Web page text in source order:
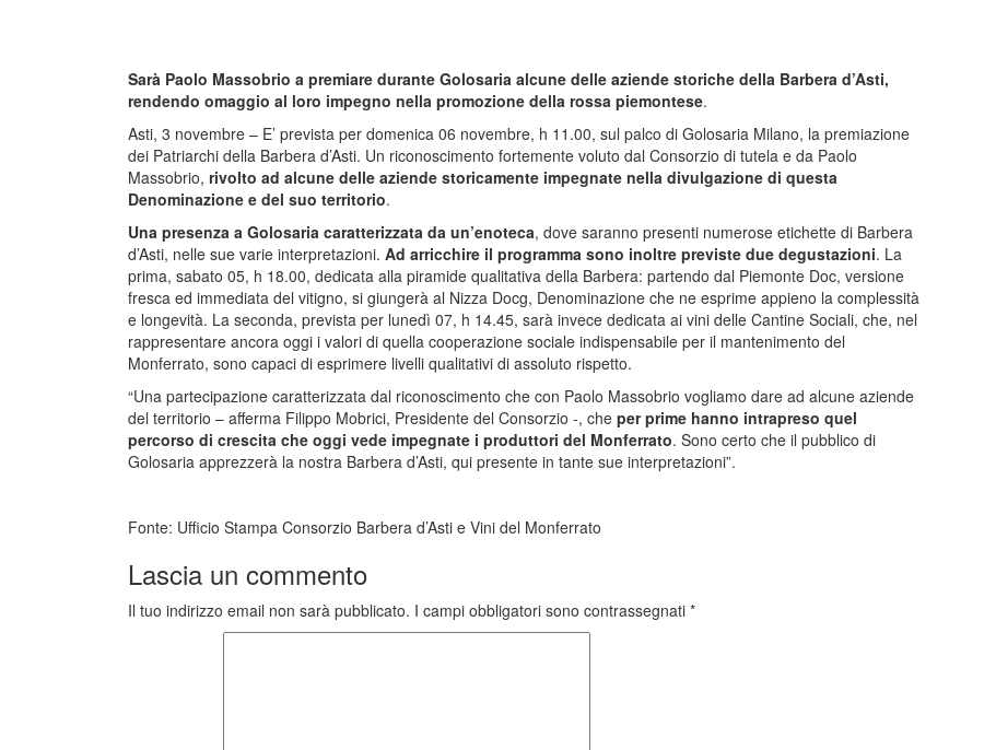
Sarà Paolo Massobrio a premiare durante Golosaria alcune delle aziende storiche della Barbera d’Asti,
rendendo omaggio al loro impegno nella promozione della rossa piemontese.
Asti, 3 novembre – E’ prevista per domenica 06 novembre, h 11.00, sul palco di Golosaria Milano, la premiazione
dei Patriarchi della Barbera d’Asti. Un riconoscimento fortemente voluto dal Consorzio di tutela e da Paolo
Massobrio, rivolto ad alcune delle aziende storicamente impegnate nella divulgazione di questa
Denominazione e del suo territorio.
Una presenza a Golosaria caratterizzata da un’enoteca, dove saranno presenti numerose etichette di Barbera
d’Asti, nelle sue varie interpretazioni. Ad arricchire il programma sono inoltre previste due degustazioni. La
prima, sabato 05, h 18.00, dedicata alla piramide qualitativa della Barbera: partendo dal Piemonte Doc, versione
fresca ed immediata del vitigno, si giungerà al Nizza Docg, Denominazione che ne esprime appieno la complessità
e longevità. La seconda, prevista per lunedì 07, h 14.45, sarà invece dedicata ai vini delle Cantine Sociali, che, nel
rappresentare ancora oggi i valori di quella cooperazione sociale indispensabile per il mantenimento del
Monferrato, sono capaci di esprimere livelli qualitativi di assoluto rispetto.
“Una partecipazione caratterizzata dal riconoscimento che con Paolo Massobrio vogliamo dare ad alcune aziende
del territorio – afferma Filippo Mobrici, Presidente del Consorzio -, che per prime hanno intrapreso quel
percorso di crescita che oggi vede impegnate i produttori del Monferrato. Sono certo che il pubblico di
Golosaria apprezzerà la nostra Barbera d’Asti, qui presente in tante sue interpretazioni”.
Fonte: Ufficio Stampa Consorzio Barbera d’Asti e Vini del Monferrato
Lascia un commento
Il tuo indirizzo email non sarà pubblicato. I campi obbligatori sono contrassegnati *